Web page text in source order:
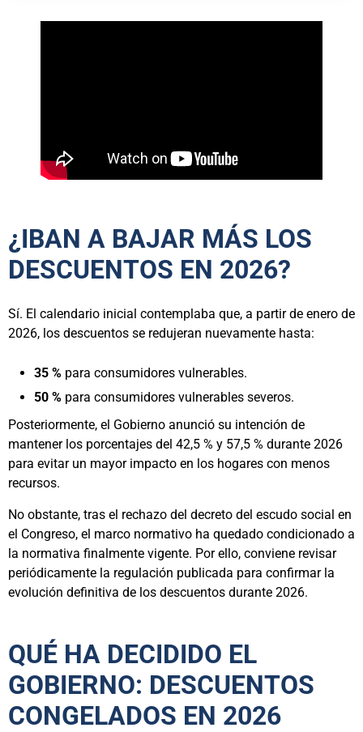
¿IBAN A BAJAR MÁS LOS
DESCUENTOS EN 2026?
Sí. El calendario inicial contemplaba que, a partir de enero de
2026, los descuentos se redujeran nuevamente hasta:
35 % para consumidores vulnerables.
50 % para consumidores vulnerables severos.
Posteriormente, el Gobierno anunció su intención de
mantener los porcentajes del 42,5 % y 57,5 % durante 2026
para evitar un mayor impacto en los hogares con menos
recursos.
No obstante, tras el rechazo del decreto del escudo social en
el Congreso, el marco normativo ha quedado condicionado a
la normativa finalmente vigente. Por ello, conviene revisar
periódicamente la regulación publicada para confirmar la
evolución definitiva de los descuentos durante 2026.
QUÉ HA DECIDIDO EL
GOBIERNO: DESCUENTOS
CONGELADOS EN 2026